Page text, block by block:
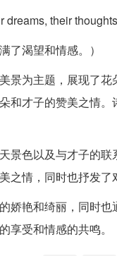
dreams, their
了渴望和情感。）
景为主题，展现了
才子的赞美之情
景色以及与才子的
情，同时也抒发了
娇艳和绮丽，同时
享受和情感的共鸣。